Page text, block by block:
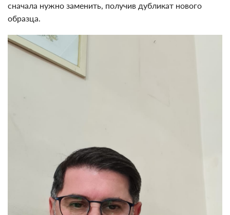
сначала нужно заменить, получив дубликат нового
образца.